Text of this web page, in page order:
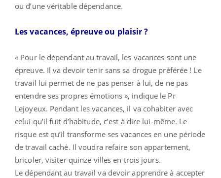
ou d’une véritable dépendance.
Les vacances, épreuve ou plaisir ?
« Pour le dépendant au travail, les vacances sont une
épreuve. Il va devoir tenir sans sa drogue préférée ! Le
travail lui permet de ne pas penser à lui, de ne pas
entendre ses propres émotions », indique le Pr
Lejoyeux. Pendant les vacances, il va cohabiter avec
celui qu’il fuit d’habitude, c’est à dire lui-même. Le
risque est qu’il transforme ses vacances en une période
de travail caché. Il voudra refaire son appartement,
bricoler, visiter quinze villes en trois jours.
Le dépendant au travail va devoir apprendre à accepter